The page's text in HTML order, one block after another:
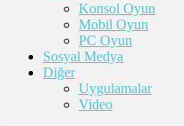
Konsol Oyun
Mobil Oyun
PC Oyun
Sosyal Medya
Diğer
Uygulamalar
Video